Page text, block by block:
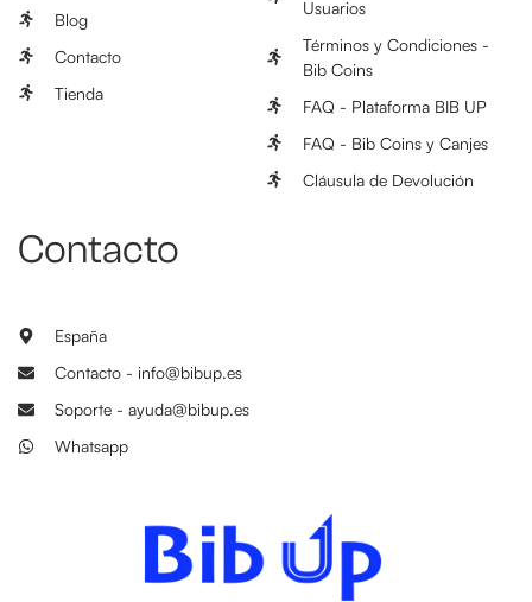
Blog
Contacto
Tienda
Usuarios
Términos y Condiciones -
Bib Coins
FAQ - Plataforma BIB UP
FAQ - Bib Coins y Canjes
Cláusula de Devolución
Contacto
España
Contacto - info@bibup.es
Soporte - ayuda@bibup.es
Whatsapp